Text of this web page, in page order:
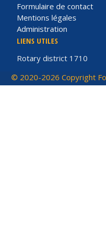
Formulaire de contact
Mentions légales
Administration
LIENS UTILES
Rotary district 1710
© 2020-2026 Copyright